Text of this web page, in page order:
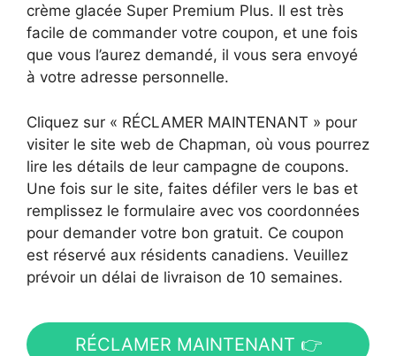
crème glacée Super Premium Plus. Il est très
facile de commander votre coupon, et une fois
que vous l’aurez demandé, il vous sera envoyé
à votre adresse personnelle.
Cliquez sur « RÉCLAMER MAINTENANT » pour
visiter le site web de Chapman, où vous pourrez
lire les détails de leur campagne de coupons.
Une fois sur le site, faites défiler vers le bas et
remplissez le formulaire avec vos coordonnées
pour demander votre bon gratuit. Ce coupon
est réservé aux résidents canadiens. Veuillez
prévoir un délai de livraison de 10 semaines.
RÉCLAMER MAINTENANT 👉